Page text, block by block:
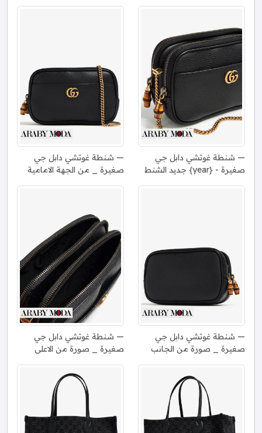
شنطة غوتشي دابل جي
صغيرة - {year} جديد الشنط
شنطة غوتشي دابل جي
صغيرة _ من الجهة الامامية
شنطة غوتشي دابل جي
صغيرة _ صورة من الجانب
شنطة غوتشي دابل جي
صغيرة _ صورة من الاعلى